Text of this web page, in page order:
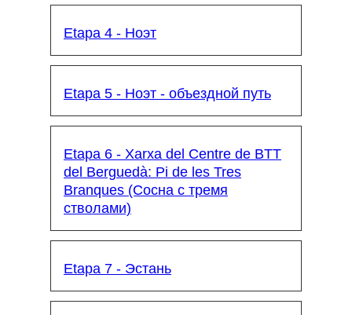
Etapa 4 - Ноэт
Etapa 5 - Ноэт - объездной путь
Etapa 6 - Xarxa del Centre de BTT
del Berguedà: Pi de les Tres
Branques (Сосна с тремя
стволами)
Etapa 7 - Эстань